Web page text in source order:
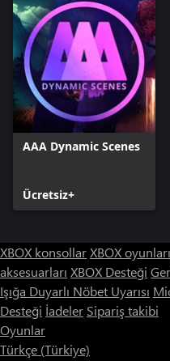
AAA Dynamic Scenes
Ücretsiz+
XBOX konsollarXBOX oyunları
aksesuarları XBOX Desteği
Işığa Duyarlı Nöbet Uyarısı
Desteği İadeler Sipariş takibi
Oyunlar
Türkçe (Türkiye)